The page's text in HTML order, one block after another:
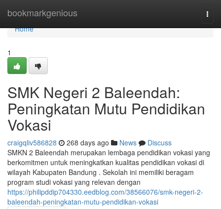
bookmarkgenious
Home
Home
1
SMK Negeri 2 Baleendah:
Peningkatan Mutu Pendidikan
Vokasi
craigqliv586828 268 days ago News
Discuss
SMKN 2 Baleendah merupakan lembaga pendidikan vokasi yang
berkomitmen untuk meningkatkan kualitas pendidikan vokasi di
wilayah Kabupaten Bandung . Sekolah ini memiliki beragam
program studi vokasi yang relevan dengan
https://philipddip704330.eedblog.com/38566076/smk-negeri-2-
baleendah-peningkatan-mutu-pendidikan-vokasi